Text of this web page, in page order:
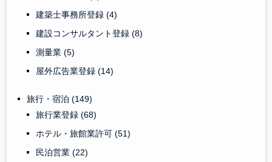
建築士事務所登録(4)
建設コンサルタント登録(8)
測量業(5)
屋外広告業登録(14)
旅行・宿泊(149)
旅行業登録(68)
ホテル・旅館業許可(51)
民泊営業(22)